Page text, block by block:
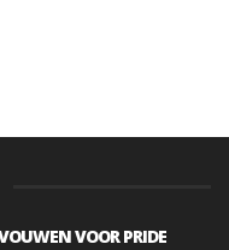
VOOR PRIDE